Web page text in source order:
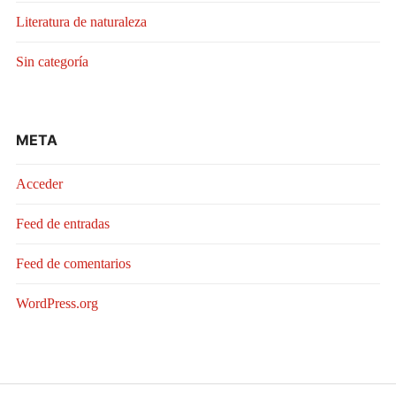
Literatura de naturaleza
Sin categoría
META
Acceder
Feed de entradas
Feed de comentarios
WordPress.org